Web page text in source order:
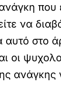
που
να
αυτό στο
οι
ανάγκης